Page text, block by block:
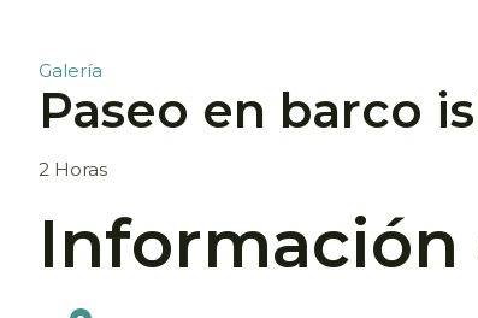
Galería
Paseo en barco
2 Horas
Información